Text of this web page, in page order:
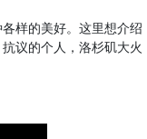
样的美好。这里想介绍
议的个人，洛杉矶大火